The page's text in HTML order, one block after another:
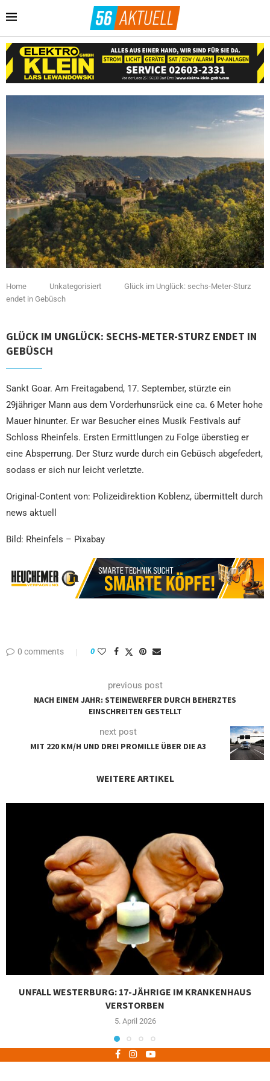
Home Unkategorisiert
Glück im Unglück: sechs-Meter-Sturz
endet in Gebüsch
GLÜCK IM UNGLÜCK: SECHS-METER-STURZ ENDET IN
GEBÜSCH
Sankt Goar. Am Freitagabend, 17. September, stürzte ein
29jähriger Mann aus dem Vorderhunsrück eine ca. 6 Meter hohe
Mauer hinunter. Er war Besucher eines Musik Festivals auf
Schloss Rheinfels. Ersten Ermittlungen zu Folge überstieg er
eine Absperrung. Der Sturz wurde durch ein Gebüsch abgefedert,
sodass er sich nur leicht verletzte.
Original-Content von: Polizeidirektion Koblenz, übermittelt durch
news aktuell
Bild: Rheinfels – Pixabay
0 comments 0
previous post
NACH EINEM JAHR: STEINEWERFER DURCH BEHERZTES
EINSCHREITEN GESTELLT
next post
MIT 220 KM/H UND DREI PROMILLE ÜBER DIE A3
WEITERE ARTIKEL
UNFALL WESTERBURG: 17-JÄHRIGE IM KRANKENHAUS
VERSTORBEN
5. April 2026